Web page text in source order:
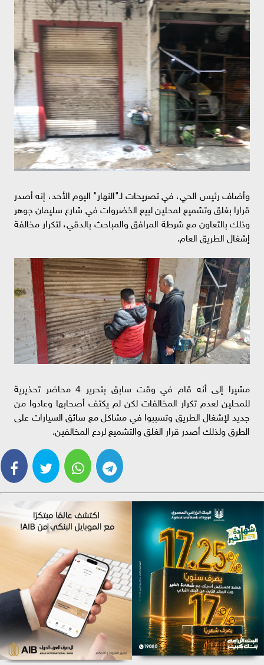
وأضاف رئيس الحي، في تصريحات لـ"النهار" اليوم الأحد، إنه أصدر
قرارا بغلق وتشميع لمحلين لبيع الخضروات في شارع سليمان جوهر
وذلك بالتعاون مع شرطة المرافق والمباحث بالدقي، لتكرار مخالفة
إشغال الطريق العام.
مشيرا إلى أنه قام في وقت سابق بتحرير 4 محاضر تحذيرية
للمحلين لعدم تكرار المخالفات لكن لم يكتف أصحابها وعادوا من
جديد لإشغال الطريق وتسببوا في مشاكل مع سائق السيارات على
الطرق ولذلك أصدر قرار الغلق والتشميع لردع المخالفين.